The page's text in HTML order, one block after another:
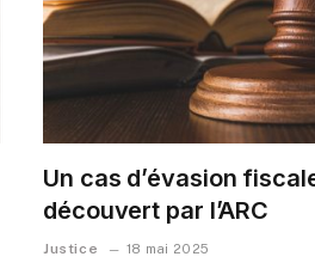
Un cas d’évasion
découvert par l’ARC
Justice 18 mai 2025